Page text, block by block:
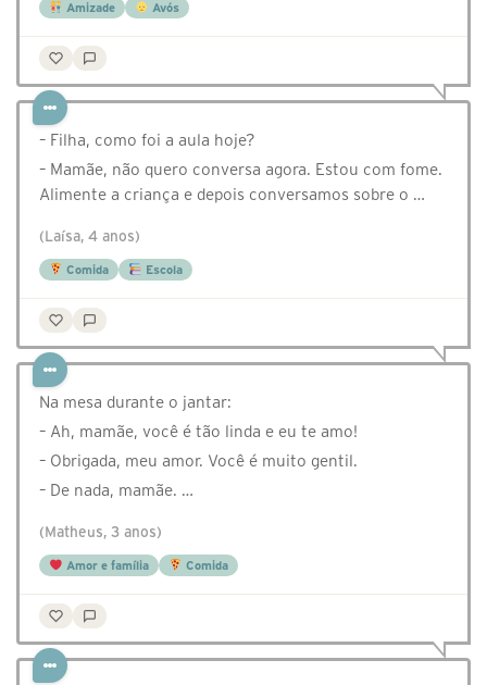
Amizade Avós
– Filha, como foi a aula hoje?
– Mamãe, não quero conversa agora. Estou com fome.
Alimente a criança e depois conversamos sobre o …
(Laísa, 4 anos)
Comida Escola
Na mesa durante o jantar:
– Ah, mamãe, você é tão linda e eu te amo!
– Obrigada, meu amor. Você é muito gentil.
– De nada, mamãe. …
(Matheus, 3 anos)
Amor e família Comida